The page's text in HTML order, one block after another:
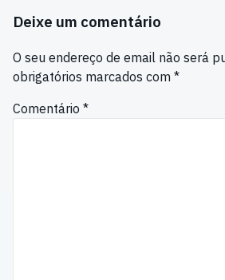
Deixe um comentário
O seu endereço de email não será
obrigatórios marcados com *
Comentário *